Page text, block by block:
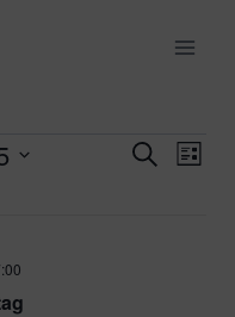
SucheListe